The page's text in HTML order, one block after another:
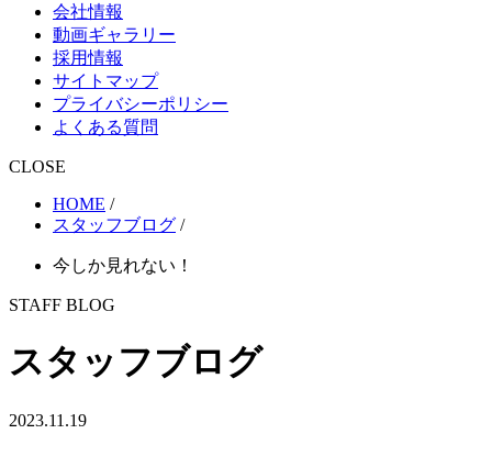
会社情報
動画ギャラリー
採用情報
サイトマップ
プライバシーポリシー
よくある質問
CLOSE
HOME /
スタッフブログ /
今しか見れない！
STAFF BLOG
スタッフブログ
2023.11.19